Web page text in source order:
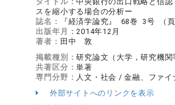
スを縮小する場合の分析ー
誌名：
『経済学論究』 68巻 3号 （頁
出版年月：2014年12月
著者： 田中 敦
掲載種別：研究論文（大学，研究機関
共著区分：単著
専門分野： 人文・社会 / 金融、ファイ
外部サイトへのリンクを表示